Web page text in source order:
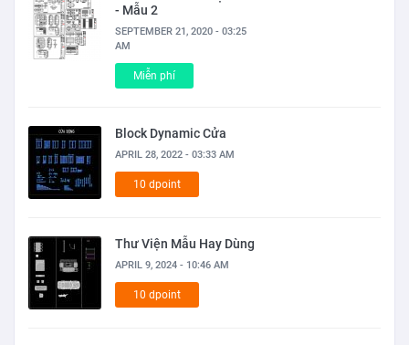
- Mẫu 2
SEPTEMBER 21, 2020 - 03:25
AM
Miễn phí
Block Dynamic Cửa
APRIL 28, 2022 - 03:33 AM
10 dpoint
Thư Viện Mẫu Hay Dùng
APRIL 9, 2024 - 10:46 AM
10 dpoint